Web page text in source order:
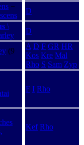
−
D
\
D
(9
A D F GR HR
Kos Kre Mal
Rho S Sam Zyp
F I Rho
Kef Rho